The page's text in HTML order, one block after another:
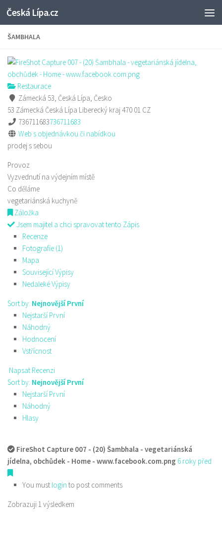
Skip to content
Česká Lípa.cz
ŠAMBHALA
Restaurace
Zámecká 53, Česká Lípa, Česko
53 Zámecká Česká Lípa Liberecký kraj470 01 CZ
736711683736711683
Web s objednávkou či nabídkou
prodej s sebou
Provoz
Vyzvednutí na výdejním místě
Co děláme
vegetariánská kuchyně
Záložka
Jsem majitel a chci spravovat tento Zápis
Recenze
Fotografie (1)
Mapa
Související Výpisy
Nedaleké Výpisy
Sort by: Nejnovější První
Nejstarší První
Náhodný
Hodnocení
Vstřícnost
Napsat Recenzi
Sort by: Nejnovější První
Nejstarší První
Náhodný
Hlasy
FireShot Capture 007 - (20) Šambhala - vegetariánská
jídelna, obchůdek - Home - www.facebook.com.png 6 roky před
You must login to post comments
Zobrazuji 1 výsledkem